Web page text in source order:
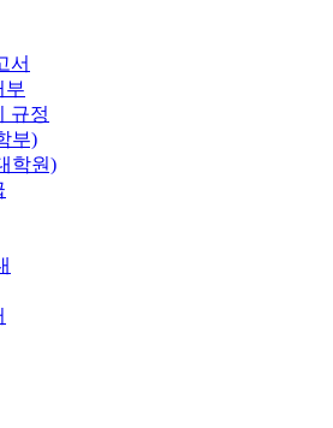
서
부
규정
부)
학원)